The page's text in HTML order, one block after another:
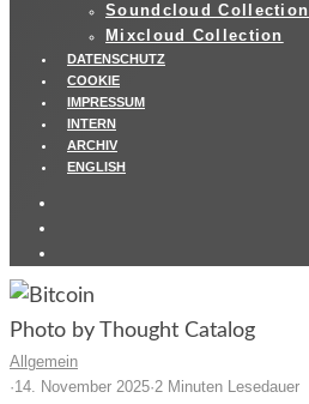
Soundcloud Collection
Mixcloud Collection
DATENSCHUTZ
COOKIE
IMPRESSUM
INTERN
ARCHIV
ENGLISH
Photo by Thought Catalog
Allgemein
·14. November 2025·2 Minuten Lesedauer